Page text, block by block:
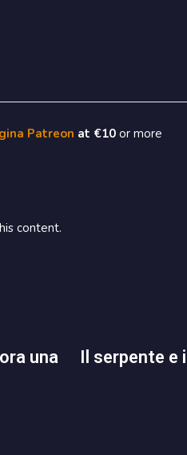
Patreon at €10 or more
content.
il serpente e